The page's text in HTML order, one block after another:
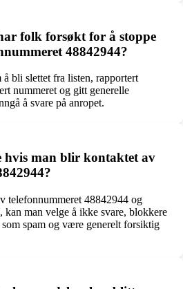
folk forsøkt for å stoppe
48842944?
bli slettet fra listen, rapportert
nummeret og gitt generelle
å svare på anropet.
hvis man blir kontaktet av
telefonnummeret 48842944 og
kan man velge å ikke svare, blokkere
spam og være generelt forsiktig